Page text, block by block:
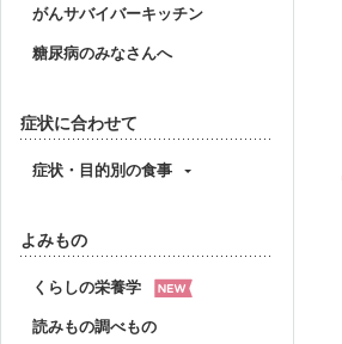
がんサバイバーキッチン
糖尿病のみなさんへ
症状に合わせて
症状・目的別の食事
よみもの
くらしの栄養学
読みもの調べもの